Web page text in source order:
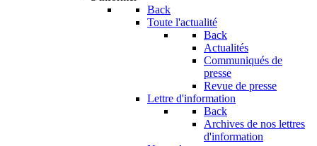
Back
Toute l'actualité
Back
Actualités
Communiqués de
presse
Revue de presse
Lettre d'information
Back
Archives de nos lettres
d'information